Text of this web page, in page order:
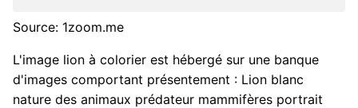
Source: 1zoom.me
L'image lion à colorier est hébergé sur une banque
d'images comportant présentement : Lion blanc
nature des animaux prédateur mammifères portrait